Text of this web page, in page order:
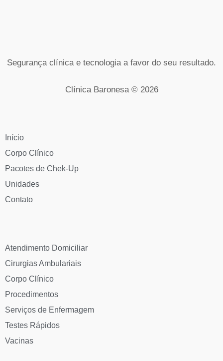
Segurança clínica e tecnologia a favor do seu resultado.
Clínica Baronesa © 2026
Início
Corpo Clínico
Pacotes de Chek-Up
Unidades
Contato
Atendimento Domiciliar
Cirurgias Ambulariais
Corpo Clínico
Procedimentos
Serviços de Enfermagem
Testes Rápidos
Vacinas